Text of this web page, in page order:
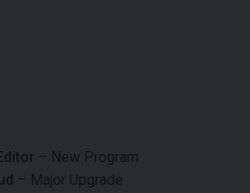
– New Program
– Major Upgrade